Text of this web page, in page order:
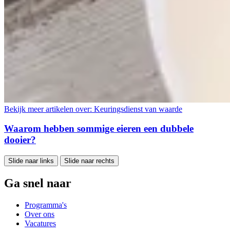
Bekijk meer artikelen over: Keuringsdienst van waarde
Waarom hebben sommige eieren een dubbele
dooier?
Slide naar links Slide naar rechts
Ga snel naar
Programma's
Over ons
Vacatures